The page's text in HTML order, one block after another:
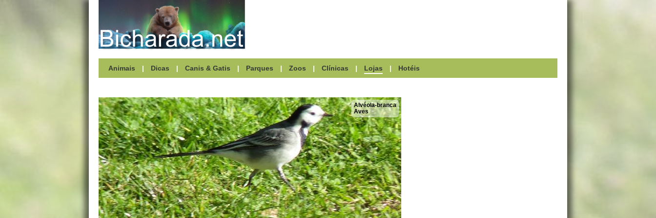
Animais | Dicas | Canis & Gatis | Parques | Zoos | Clínicas | Lojas | Hotéis
Alvéola-branca
Aves